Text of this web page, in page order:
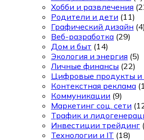
Хобби и развлечения
Родители и дети (11)
Графический дизайн (4)
Веб-разработка (29)
Дом и быт (14)
Экология и энергия (5)
Личные финансы (22)
Цифровые продукты и
Контекстная реклама
Коммуникации (9)
Маркетинг соц. сети
Трафик и
Инвестиции трейдинг
Технологии и IT (18)